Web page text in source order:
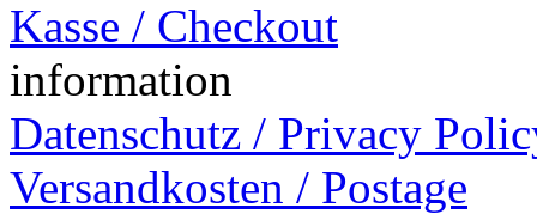
Kasse / Checkout
information
Datenschutz / Privacy
Versandkosten / Postage